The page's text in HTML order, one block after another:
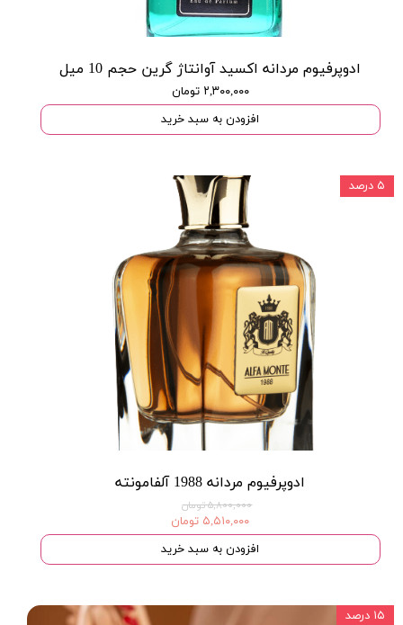
ادوپرفیوم مردانه اکسید آوانتاژ گرین حجم 10 میل
۲,۳۰۰,۰۰۰ تومان
افزودن به سبد خرید
ادوپرفیوم مردانه 1988 آلفامونته
۵,۸۰۰,۰۰۰ تومان
۵,۵۱۰,۰۰۰ تومان
افزودن به سبد خرید
۵ درصد
۱۵ درصد